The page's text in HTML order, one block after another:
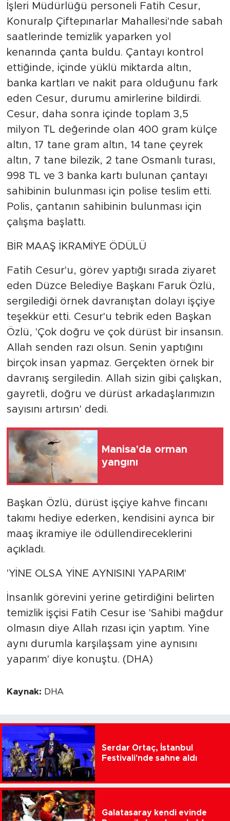
İşleri Müdürlüğü personeli Fatih Cesur,
Konuralp Çiftepınarlar Mahallesi'nde sabah
saatlerinde temizlik yaparken yol
kenarında çanta buldu. Çantayı kontrol
ettiğinde, içinde yüklü miktarda altın,
banka kartları ve nakit para olduğunu fark
eden Cesur, durumu amirlerine bildirdi.
Cesur, daha sonra içinde toplam 3,5
milyon TL değerinde olan 400 gram külçe
altın, 17 tane gram altın, 14 tane çeyrek
altın, 7 tane bilezik, 2 tane Osmanlı turası,
998 TL ve 3 banka kartı bulunan çantayı
sahibinin bulunması için polise teslim etti.
Polis, çantanın sahibinin bulunması için
çalışma başlattı.
BİR MAAŞ İKRAMİYE ÖDÜLÜ
Fatih Cesur'u, görev yaptığı sırada ziyaret
eden Düzce Belediye Başkanı Faruk Özlü,
sergilediği örnek davranıştan dolayı işçiye
teşekkür etti. Cesur'u tebrik eden Başkan
Özlü, 'Çok doğru ve çok dürüst bir insansın.
Allah senden razı olsun. Senin yaptığını
birçok insan yapmaz. Gerçekten örnek bir
davranış sergiledin. Allah sizin gibi çalışkan,
gayretli, doğru ve dürüst arkadaşlarımızın
sayısını artırsın' dedi.
Manisa'da orman
yangını
Başkan Özlü, dürüst işçiye kahve fincanı
takımı hediye ederken, kendisini ayrıca bir
maaş ikramiye ile ödüllendireceklerini
açıkladı.
'YİNE OLSA YİNE AYNISINI YAPARIM'
İnsanlık görevini yerine getirdiğini belirten
temizlik işçisi Fatih Cesur ise 'Sahibi mağdur
olmasın diye Allah rızası için yaptım. Yine
aynı durumla karşılaşsam yine aynısını
yaparım' diye konuştu. (DHA)
Kaynak: DHA
Serdar Ortaç, İstanbul
Festivali'nde sahne aldı
Galatasaray kendi evinde